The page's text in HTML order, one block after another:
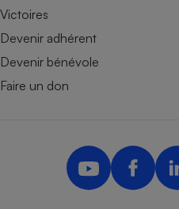
Victoires
Devenir adhérent
Devenir bénévole
Faire un don